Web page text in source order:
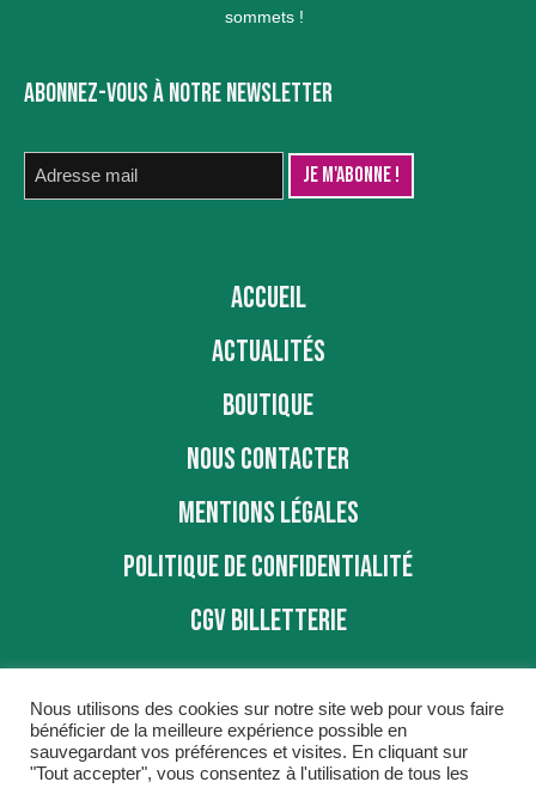
sommets !
ABONNEZ-VOUS À NOTRE NEWSLETTER
ACCUEIL
ACTUALITÉS
BOUTIQUE
NOUS CONTACTER
MENTIONS LÉGALES
POLITIQUE DE CONFIDENTIALITÉ
CGV BILLETTERIE
BBD © 2016
Nous utilisons des cookies sur notre site web pour vous faire
bénéficier de la meilleure expérience possible en
sauvegardant vos préférences et visites. En cliquant sur
"Tout accepter", vous consentez à l'utilisation de tous les